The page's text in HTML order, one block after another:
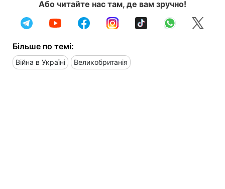
Або читайте нас там, де вам зручно!
Більше по темі:
Війна в Україні Великобританія